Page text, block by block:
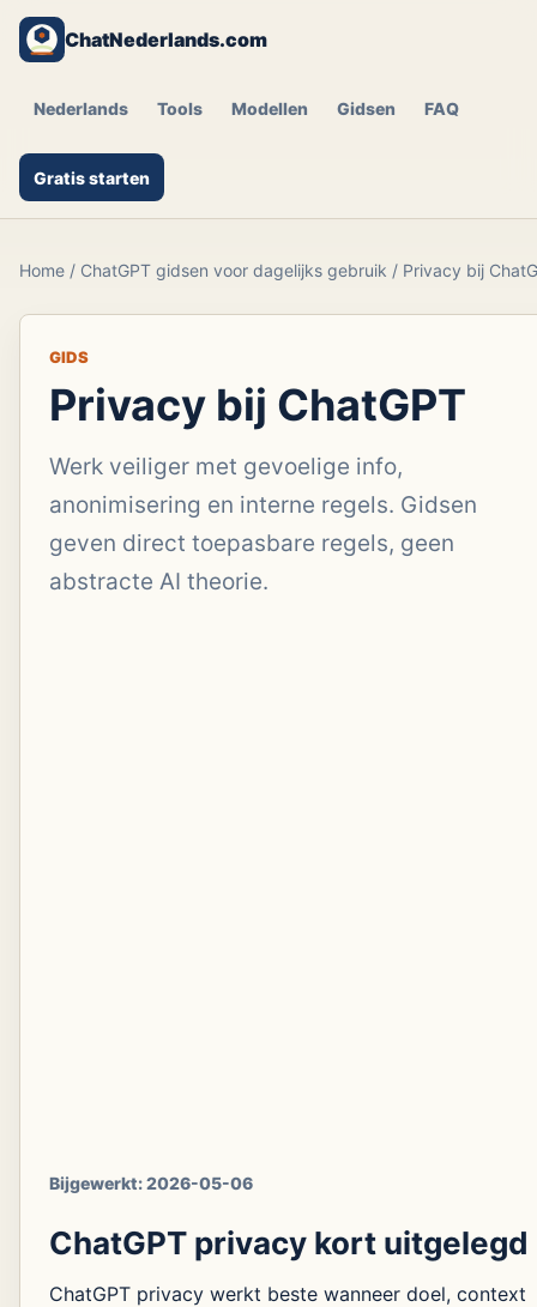
ChatNederlands.com
Nederlands Tools Modellen Gidsen FAQ
Gratis starten
Home / ChatGPT gidsen voor dagelijks gebruik / Privacy bij
GIDS
Privacy bij ChatGPT
Werk veiliger met gevoelige info,
anonimisering en interne regels. Gidsen
geven direct toepasbare regels, geen
abstracte AI theorie.
Bijgewerkt:2026-05-06
ChatGPT privacy kort uitgelegd
ChatGPT privacy werkt beste wanneer doel, context